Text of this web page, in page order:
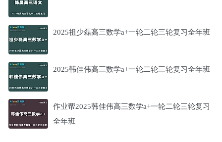
2025祖少磊高三数学a+一轮二轮三轮复习全年班
2025韩佳伟高三数学a+一轮二轮三轮复习全年班
作业帮2025韩佳伟高三数学a+一轮二轮三轮复习
全年班